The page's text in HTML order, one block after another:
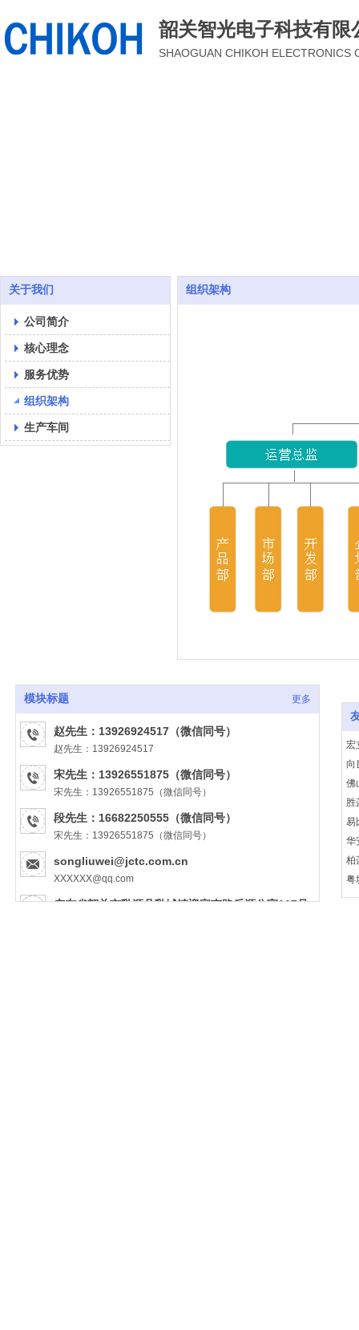
SHAOGUAN CHIKOH ELECTRONICS
韶关智光电子科技有限
关于我们
公司简介
核心理念
服务优势
组织架构
生产车间
组织架构
宏
向
佛
胜
易
华
柏
粤
火
模块标题 更多
赵先生：13926924517（微信同号）
赵先生：13926924517
宋先生：13926551875（微信同号）
宋先生：13926551875（微信同号）
段先生：16682250555（微信同号）
宋先生：13926551875（微信同号）
songliuwei@jctc.com.cn
XXXXXX@qq.com
广东省韶关市乳源县乳城镇迎宾南路乐源公寓117号